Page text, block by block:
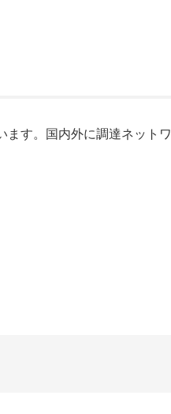
ます。国内外に調達ネットワ